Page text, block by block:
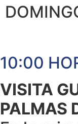
10:00
VISITA
PALMAS